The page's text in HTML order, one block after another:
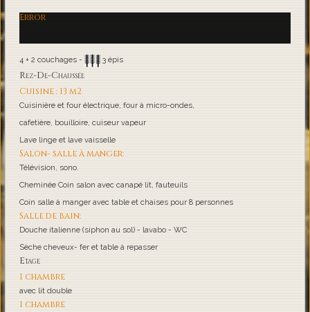
Error
4 + 2 couchages - 3 épis
Rez-De-Chaussée
Cuisine : 13 m2
Cuisinière et four électrique, four à micro-ondes,
cafetière, bouilloire, cuiseur vapeur
Lave linge et lave vaisselle
Salon- salle à manger:
Télévision, sono.
Cheminée Coin salon avec canapé lit, fauteuils
Coin salle à manger avec table et chaises pour 8 personnes
Salle de bain:
Douche italienne (siphon au sol) - lavabo - WC
Sèche cheveux- fer et table à repasser
Etage
1 chambre
avec lit double
1 chambre